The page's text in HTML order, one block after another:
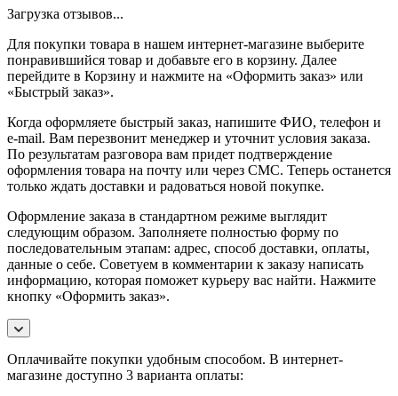
Загрузка отзывов...
Для покупки товара в нашем интернет-магазине выберите
понравившийся товар и добавьте его в корзину. Далее
перейдите в Корзину и нажмите на «Оформить заказ» или
«Быстрый заказ».
Когда оформляете быстрый заказ, напишите ФИО, телефон и
e-mail. Вам перезвонит менеджер и уточнит условия заказа.
По результатам разговора вам придет подтверждение
оформления товара на почту или через СМС. Теперь останется
только ждать доставки и радоваться новой покупке.
Оформление заказа в стандартном режиме выглядит
следующим образом. Заполняете полностью форму по
последовательным этапам: адрес, способ доставки, оплаты,
данные о себе. Советуем в комментарии к заказу написать
информацию, которая поможет курьеру вас найти. Нажмите
кнопку «Оформить заказ».
Оплачивайте покупки удобным способом. В интернет-
магазине доступно 3 варианта оплаты: